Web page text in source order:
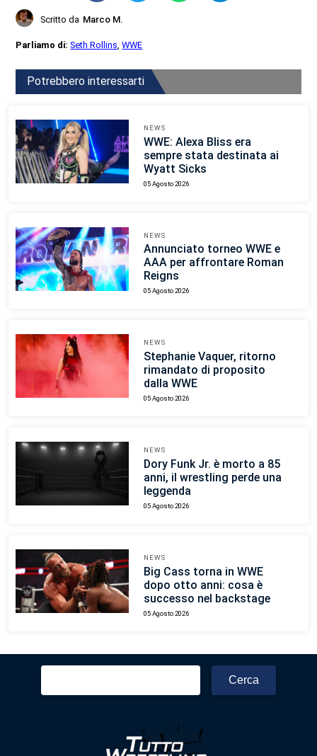
Scritto da Marco M.
Parliamo di:Seth Rollins,WWE
Potrebbero interessarti
NEWS
WWE: Alexa Bliss era
sempre stata destinata ai
Wyatt Sicks
05 Agosto 2026
NEWS
Annunciato torneo WWE e
AAA per affrontare Roman
Reigns
05 Agosto 2026
NEWS
Stephanie Vaquer, ritorno
rimandato di proposito
dalla WWE
05 Agosto 2026
NEWS
Dory Funk Jr. è morto a 85
anni, il wrestling perde una
leggenda
05 Agosto 2026
NEWS
Big Cass torna in WWE
dopo otto anni: cosa è
successo nel backstage
05 Agosto 2026
Ricerca